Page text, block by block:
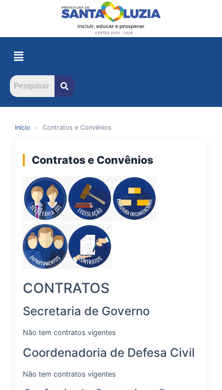
Início » Contratos e Convênios
Contratos e Convênios
CONTRATOS
Secretaria de Governo
Não tem contratos vigentes
Coordenadoria de Defesa Civil
Não tem contratos vigentes